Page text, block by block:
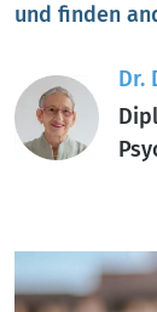
und finden
Dr.